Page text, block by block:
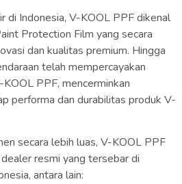
di Indonesia, V-KOOL PPF dikenal
Protection Film yang secara
dan kualitas premium. Hingga
telah mempercayakan
PPF, mencerminkan
performa dan durabilitas produk V-
secara lebih luas, V-KOOL PPF
resmi yang tersebar di
antara lain: